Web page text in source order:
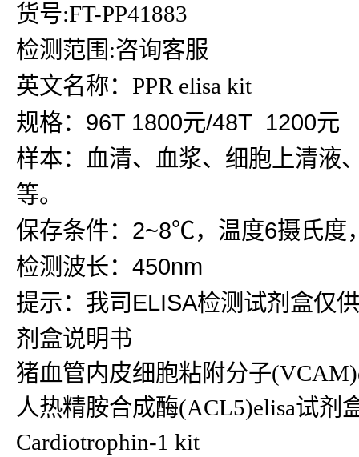
货号:FT-PP41883
检测范围:咨询客服
英文名称：PPR elisa kit
规格：96T 1800元/48T 1200元
样本：血清、血浆、细胞上清液
等。
保存条件：2~8℃，温度6摄氏度
检测波长：450nm
提示：我司ELISA检测试剂盒仅
剂盒说明书
猪血管内皮细胞粘附分子
人热精胺合成酶(ACL5)elisa试剂
Cardiotrophin-1 kit